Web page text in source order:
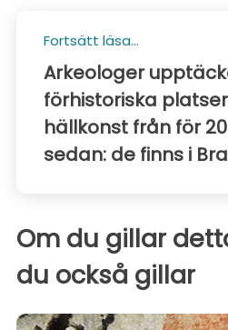
Fortsätt läsa...
Arkeologer
förhistoriska
hällkonst från för
sedan: de finns i
Om du gillar
du också gillar